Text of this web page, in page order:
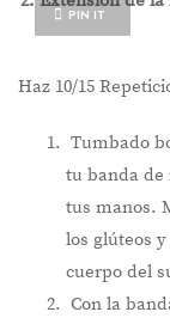
PIN IT
Haz 10/15
Tumbado
tu banda de
tus manos.
los glúteos
cuerpo del
Con la